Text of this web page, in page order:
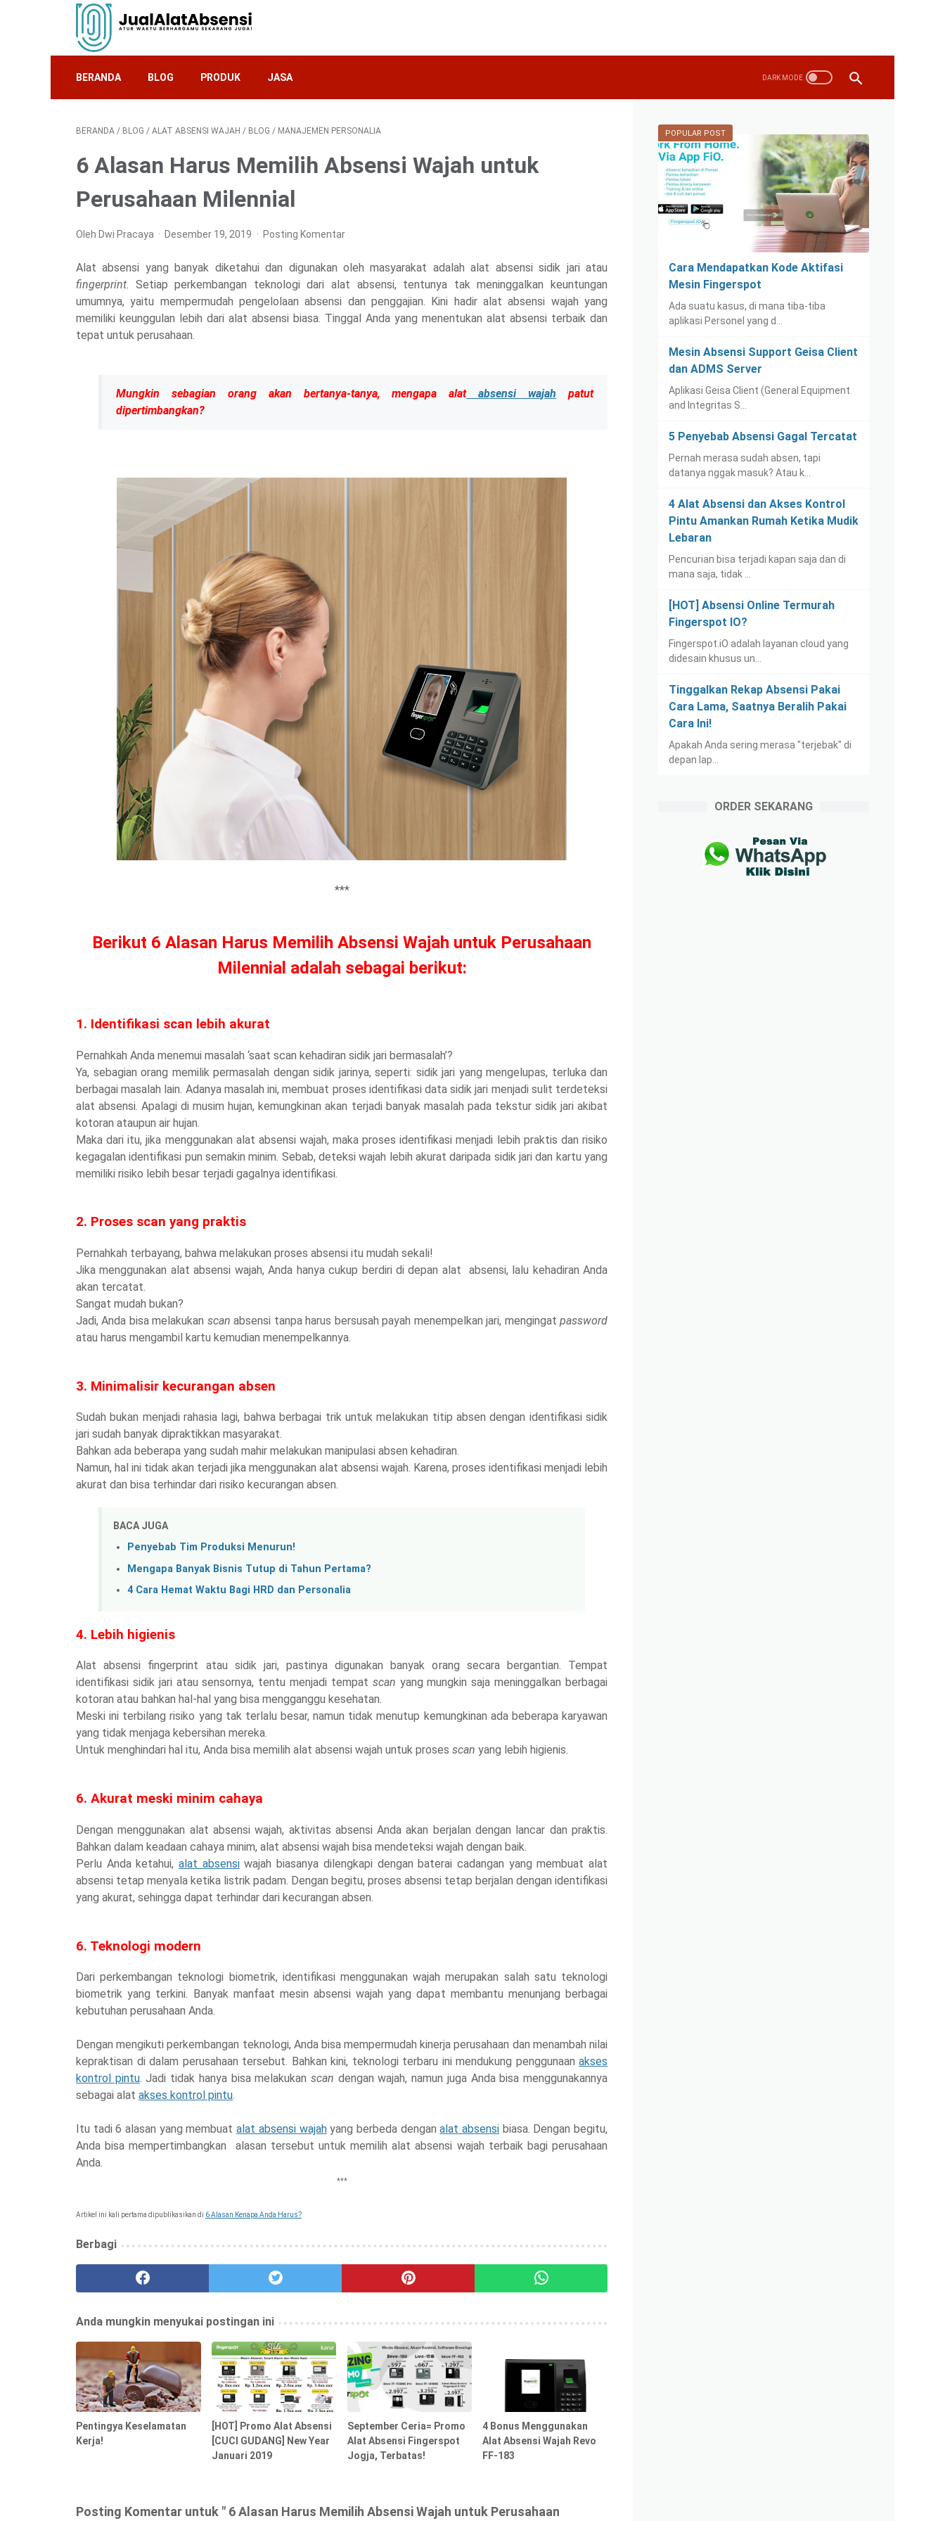
BERANDA BLOG PRODUK JASA
BERANDA / BLOG / ALAT ABSENSI WAJAH / BLOG / MANAJEMEN PERSONALIA
6 Alasan Harus Memilih Absensi Wajah untuk
Perusahaan Milennial
Oleh Dwi Pracaya Desember 19, 2019 Posting Komentar
Alat absensi yang banyak diketahui dan digunakan oleh masyarakat adalah alat absensi sidik jari atau
fingerprint. Setiap perkembangan teknologi dari alat absensi, tentunya tak meninggalkan keuntungan
umumnya, yaitu mempermudah pengelolaan absensi dan penggajian. Kini hadir alat absensi wajah yang
memiliki keunggulan lebih dari alat absensi biasa. Tinggal Anda yang menentukan alat absensi terbaik dan
tepat untuk perusahaan.
Mungkin sebagian orang akan bertanya-tanya, mengapa alatabsensi wajah patut
dipertimbangkan?
***
Berikut 6 Alasan Harus Memilih Absensi Wajah untuk Perusahaan
Milennial adalah sebagai berikut:
1. Identifikasi scan lebih akurat
Pernahkah Anda menemui masalah ‘saat scan kehadiran sidik jari bermasalah’?
Ya, sebagian orang memilik permasalah dengan sidik jarinya, seperti: sidik jari yang mengelupas, terluka dan
berbagai masalah lain. Adanya masalah ini, membuat proses identifikasi data sidik jari menjadi sulit terdeteksi
alat absensi. Apalagi di musim hujan, kemungkinan akan terjadi banyak masalah pada tekstur sidik jari akibat
kotoran ataupun air hujan.
Maka dari itu, jika menggunakan alat absensi wajah, maka proses identifikasi menjadi lebih praktis dan risiko
kegagalan identifikasi pun semakin minim. Sebab, deteksi wajah lebih akurat daripada sidik jari dan kartu yang
memiliki risiko lebih besar terjadi gagalnya identifikasi.
2. Proses scan yang praktis
Pernahkah terbayang, bahwa melakukan proses absensi itu mudah sekali!
Jika menggunakan alat absensi wajah, Anda hanya cukup berdiri di depan alat absensi, lalu kehadiran Anda
akan tercatat.
Sangat mudah bukan?
Jadi, Anda bisa melakukan scanabsensi tanpa harus bersusah payah menempelkan jari, mengingatpassword
atau harus mengambil kartu kemudian menempelkannya.
3. Minimalisir kecurangan absen
Sudah bukan menjadi rahasia lagi, bahwa berbagai trik untuk melakukan titip absen dengan identifikasi sidik
jari sudah banyak dipraktikkan masyarakat.
Bahkan ada beberapa yang sudah mahir melakukan manipulasi absen kehadiran.
Namun, hal ini tidak akan terjadi jika menggunakan alat absensi wajah. Karena, proses identifikasi menjadi lebih
akurat dan bisa terhindar dari risiko kecurangan absen.
BACA JUGA
Penyebab Tim Produksi Menurun!
Mengapa Banyak Bisnis Tutup di Tahun Pertama?
4 Cara Hemat Waktu Bagi HRD dan Personalia
4. Lebih higienis
Alat absensi fingerprint atau sidik jari, pastinya digunakan banyak orang secara bergantian. Tempat
identifikasi sidik jari atau sensornya, tentu menjadi tempat scan yang mungkin saja meninggalkan berbagai
kotoran atau bahkan hal-hal yang bisa mengganggu kesehatan.
Meski ini terbilang risiko yang tak terlalu besar, namun tidak menutup kemungkinan ada beberapa karyawan
yang tidak menjaga kebersihan mereka.
Untuk menghindari hal itu, Anda bisa memilih alat absensi wajah untuk proses scan yang lebih higienis.
6. Akurat meski minim cahaya
Dengan menggunakan alat absensi wajah, aktivitas absensi Anda akan berjalan dengan lancar dan praktis.
Bahkan dalam keadaan cahaya minim, alat absensi wajah bisa mendeteksi wajah dengan baik.
Perlu Anda ketahui,alat absensiwajah biasanya dilengkapi dengan baterai cadangan yang membuat alat
absensi tetap menyala ketika listrik padam. Dengan begitu, proses absensi tetap berjalan dengan identifikasi
yang akurat, sehingga dapat terhindar dari kecurangan absen.
6. Teknologi modern
Dari perkembangan teknologi biometrik, identifikasi menggunakan wajah merupakan salah satu teknologi
biometrik yang terkini. Banyak manfaat mesin absensi wajah yang dapat membantu menunjang berbagai
kebutuhan perusahaan Anda.
Dengan mengikuti perkembangan teknologi, Anda bisa mempermudah kinerja perusahaan dan menambah nilai
kepraktisan di dalam perusahaan tersebut. Bahkan kini, teknologi terbaru ini mendukung penggunaan akses
kontrol pintu. Jadi tidak hanya bisa melakukanscan dengan wajah, namun juga Anda bisa menggunakannya
sebagai alat akses kontrol pintu.
Itu tadi 6 alasan yang membuatalat absensi wajahyang berbeda denganalat absensibiasa. Dengan begitu,
Anda bisa mempertimbangkan alasan tersebut untuk memilih alat absensi wajah terbaik bagi perusahaan
Anda.
***
Artikel ini kali pertama dipublikasikan di 6 Alasan Kenapa Anda Harus?
Berbagi
Anda mungkin menyukai postingan ini
Pentingya Keselamatan
Kerja!
[HOT] Promo Alat Absensi
[CUCI GUDANG] New Year
Januari 2019
September Ceria= Promo
Alat Absensi Fingerspot
Jogja, Terbatas!
4 Bonus Menggunakan
Alat Absensi Wajah Revo
FF-183
Posting Komentar untuk " 6 Alasan Harus Memilih Absensi Wajah untuk Perusahaan
POPULAR POST
Cara Mendapatkan Kode Aktifasi
Mesin Fingerspot
Ada suatu kasus, di mana tiba-tiba
aplikasi Personel yang d…
Mesin Absensi Support Geisa Client
dan ADMS Server
Aplikasi Geisa Client (General Equipment
and Integritas S…
5 Penyebab Absensi Gagal Tercatat
Pernah merasa sudah absen, tapi
datanya nggak masuk? Atau k…
4 Alat Absensi dan Akses Kontrol
Pintu Amankan Rumah Ketika Mudik
Lebaran
Pencurian bisa terjadi kapan saja dan di
mana saja, tidak …
[HOT] Absensi Online Termurah
Fingerspot IO?
Fingerspot.iO adalah layanan cloud yang
didesain khusus un…
Tinggalkan Rekap Absensi Pakai
Cara Lama, Saatnya Beralih Pakai
Cara Ini!
Apakah Anda sering merasa "terjebak" di
depan lap…
ORDER SEKARANG